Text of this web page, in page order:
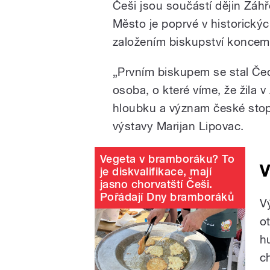
Češi jsou součástí dějin
Město je poprvé v
založením biskupství
„Prvním biskupem se stal
osoba, o které víme, že žila
hloubku a význam české
výstavy Marijan Lipovac.
Vegeta v bramboráku? To
je diskvalifikace, mají
jasno chorvatští Češi.
Pořádají Dny bramboráků